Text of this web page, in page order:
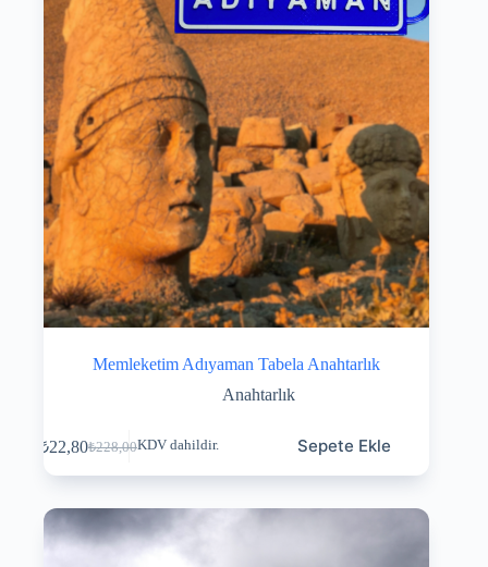
Memleketim Adıyaman Tabela Anahtarlık
Anahtarlık
₺228,00
₺22,80 KDV dahildir. Sepete Ekle